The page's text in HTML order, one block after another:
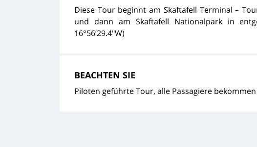
Diese Tour beginnt am Skaftafell Terminal –
und dann am Skaftafell Nationalpark in
16°56’29.4″W)
BEACHTEN SIE
Piloten geführte Tour, alle Passagiere